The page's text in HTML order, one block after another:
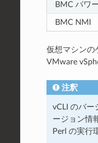
BMC パワ
BMC NMI
仮想マシンの
VMware
注釈
vCLI のバー
ージョン情
Perl の実行